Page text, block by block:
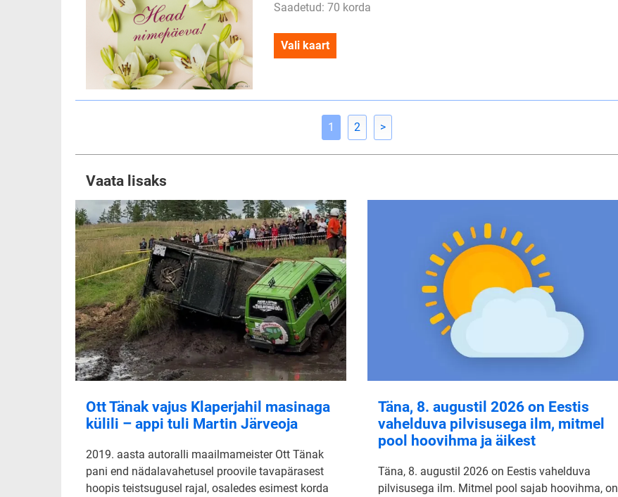
Saadetud: 70 korda
Vali kaart
1 2 >
Vaata lisaks
Ott Tänak vajus Klaperjahil masinaga
külili – appi tuli Martin Järveoja
2019. aasta autoralli maailmameister Ott Tänak
pani end nädalavahetusel proovile tavapärasest
hoopis teistsugusel rajal, osaledes esimest korda
Täna, 8. augustil 2026 on Eestis
vahelduva pilvisusega ilm, mitmel
pool hoovihma ja äikest
Täna, 8. augustil 2026 on Eestis vahelduva
pilvisusega ilm. Mitmel pool sajab hoovihma, on